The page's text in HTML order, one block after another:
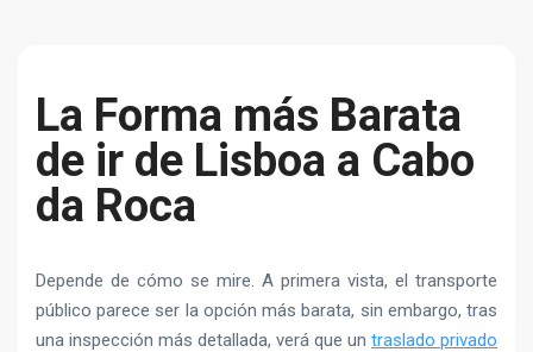
La Forma más Barata
de ir de Lisboa a Cabo
da Roca
Depende de cómo se mire. A primera vista, el transporte
público parece ser la opción más barata, sin embargo, tras
una inspección más detallada, verá que un traslado privado